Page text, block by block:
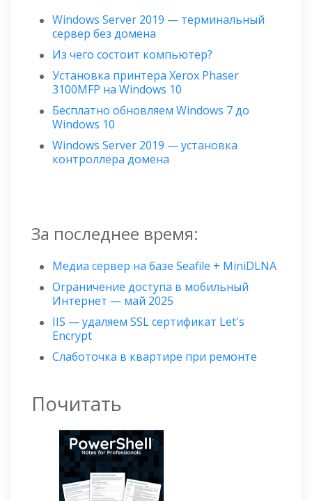
Windows Server 2019 — терминальный
сервер без домена
Из чего состоит компьютер?
Установка принтера Xerox Phaser
3100MFP на Windows 10
Бесплатно обновляем Windows 7 до
Windows 10
Windows Server 2019 — установка
контроллера домена
За последнее время:
Медиа сервер на базе Seafile + MiniDLNA
Ограничение доступа в мобильный
Интернет — май 2025
IIS — удаляем SSL сертификат Let's
Encrypt
Слаботочка в квартире при ремонте
Почитать